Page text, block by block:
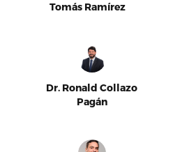
Tomás Ramírez
Dr. Ronald Collazo
Pagán